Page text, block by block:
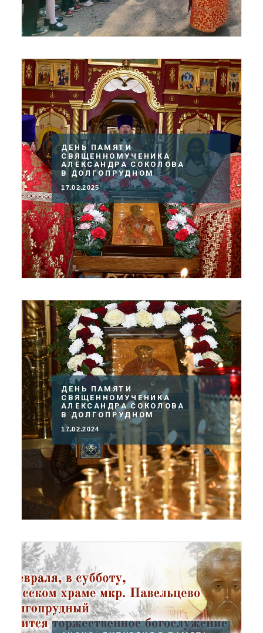
ДЕНЬ ПАМЯТИ
СВЯЩЕННОМУЧЕНИКА
АЛЕКСАНДРА СОКОЛОВА
В ДОЛГОПРУДНОМ
17.02.2025
ДЕНЬ ПАМЯТИ
СВЯЩЕННОМУЧЕНИКА
АЛЕКСАНДРА СОКОЛОВА
В ДОЛГОПРУДНОМ
17.02.2024